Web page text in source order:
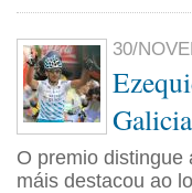
30/
O premio distingue
máis destacou ao